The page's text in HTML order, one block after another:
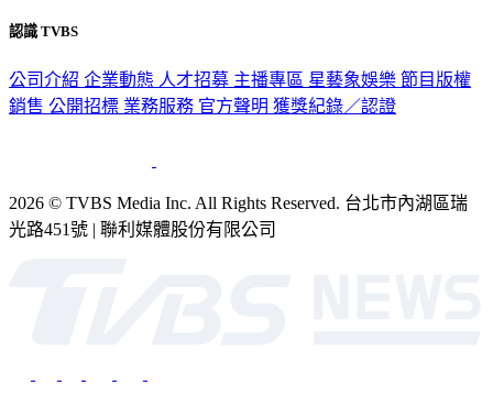
認識 TVBS
公司介紹 企業動態 人才招募 主播專區 星藝象娛樂 節目版權
銷售 公開招標 業務服務 官方聲明 獲獎紀錄／認證
2026 © TVBS Media Inc. All Rights Reserved. 台北市內湖區瑞
光路451號 | 聯利媒體股份有限公司